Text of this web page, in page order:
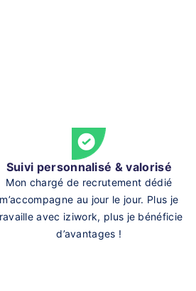
Suivi personnalisé & valorisé
Mon chargé de recrutement dédié
m’accompagne au jour le jour. Plus je
avec iziwork, plus je bénéficie
d’avantages !